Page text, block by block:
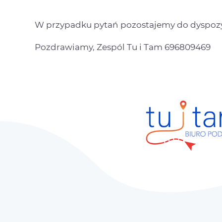
W przypadku pytań pozostajemy do
Pozdrawiamy, Zespól Tu i Tam 696809469